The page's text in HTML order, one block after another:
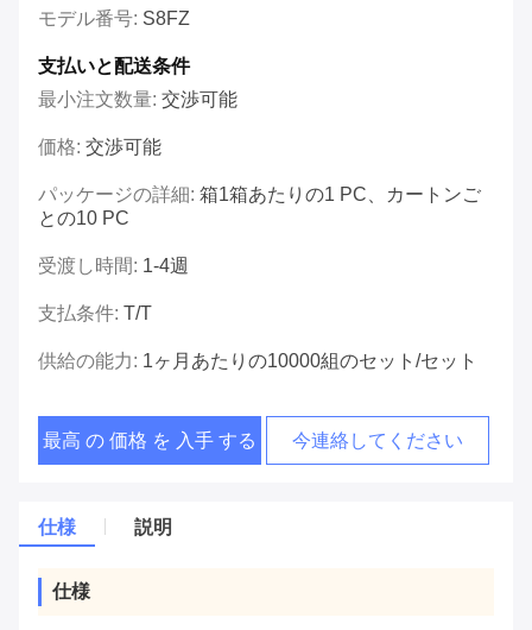
モデル番号: S8FZ
支払いと配送条件
最小注文数量: 交渉可能
価格: 交渉可能
パッケージの詳細: 箱1箱あたりの1 PC、カートンご
との10 PC
受渡し時間: 1-4週
支払条件: T/T
供給の能力: 1ヶ月あたりの10000組のセット/セット
最高 の 価格 を 入手 する 今連絡してください
仕様 説明
仕様